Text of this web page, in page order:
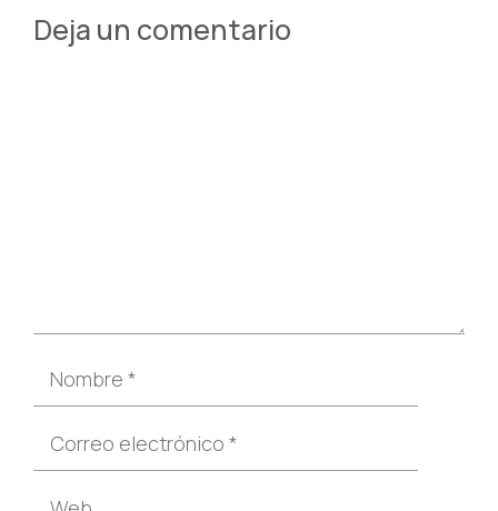
Deja un comentario
Nombre
Correo
Web